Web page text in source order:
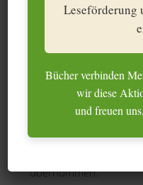
Augenhöhe
Verstärkung gesucht?
neuen Spenden
übernommen.
Leseförderung
Bücher verbinden
wir diese
und freuen